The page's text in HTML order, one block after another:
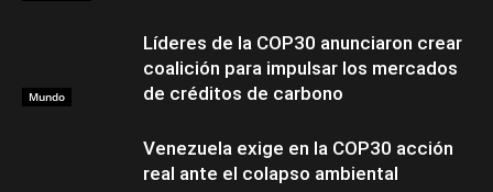
Mundo
Líderes de la COP30 anunciaron crear
coalición para impulsar los mercados
de créditos de carbono
Venezuela exige en la COP30 acción
real ante el colapso ambiental